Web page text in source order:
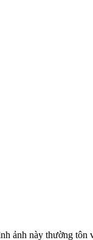
ảnh này thường